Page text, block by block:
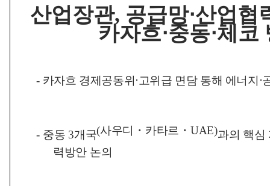
산업장관, 공급망⋅산업협
카자흐⋅중동⋅체코
- 카자흐 경제공동위 ⋅고위급 면담 통해 에너지 ⋅
- 중동 3개국(사우디 ・ 카타르 ・ UAE)과의 핵심
력방안 논의